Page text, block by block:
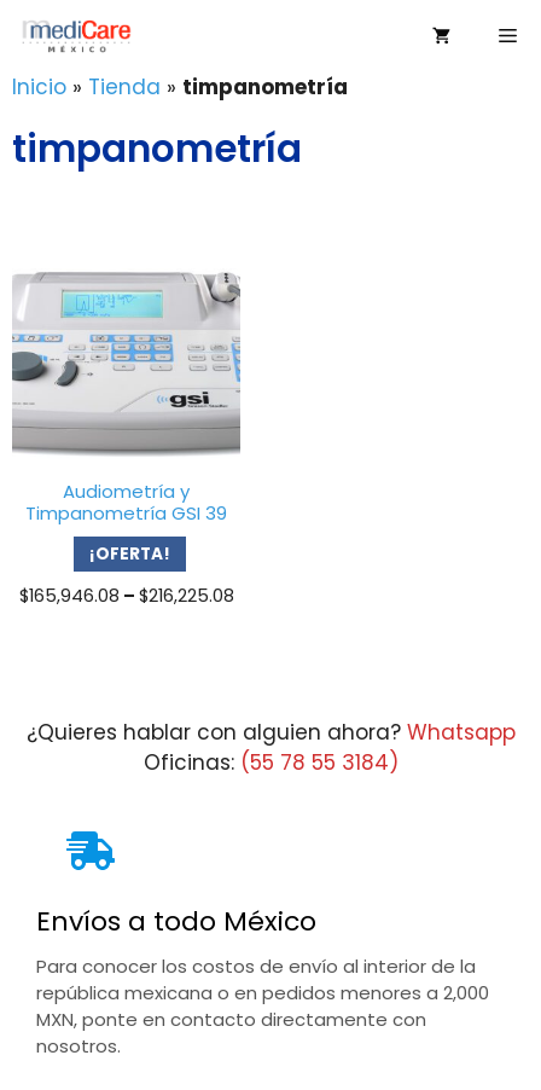
Saltar
contenido
Inicio » Tienda » timpanometría
timpanometría
Audiometría y
Timpanometría GSI 39
¡OFERTA!
$165,946.08 – $216,225.08Price
¿Quieres hablar con alguien ahora? Whatsapp
Oficinas: (55 78 55 3184)
Envíos a todo México
Para conocer los costos de envío al interior de la
república mexicana o en pedidos menores a 2,000
MXN, ponte en contacto directamente con
nosotros.